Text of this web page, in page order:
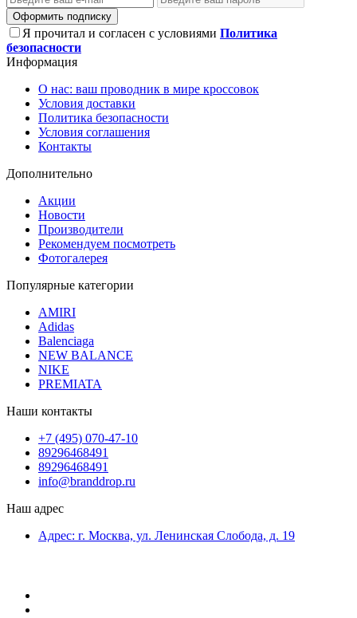
Оформить подписку
Я прочитал и согласен с условиями Политика
безопасности
Информация
О нас: ваш проводник в мире кроссовок
Условия доставки
Политика безопасности
Условия соглашения
Контакты
Дополнительно
Акции
Новости
Производители
Рекомендуем посмотреть
Фотогалерея
Популярные категории
AMIRI
Adidas
Balenciaga
NEW BALANCE
NIKE
PREMIATA
Наши контакты
+7 (495) 070-47-10
89296468491
89296468491
info@branddrop.ru
Наш адрес
Адрес: г. Москва, ул. Ленинская Слобода, д. 19